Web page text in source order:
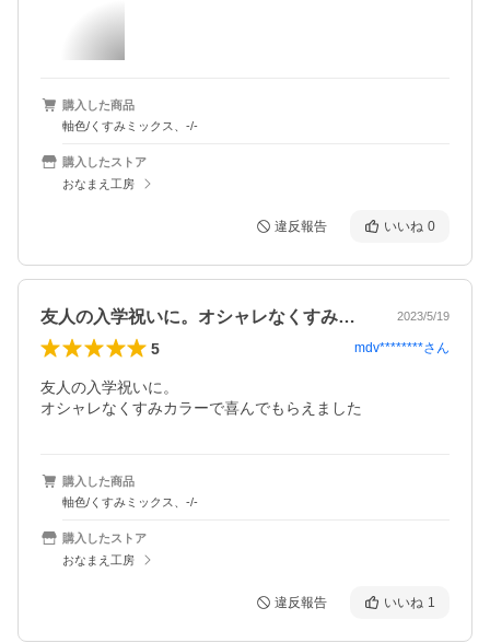
購入した商品
軸色/くすみミックス、-/-
購入したストア
おなまえ工房
違反報告 いいね 0
友人の入学祝いに。オシャレなくすみカラ… 2023/5/19
5 mdv********さん
友人の入学祝いに。
オシャレなくすみカラーで喜んでもらえました
購入した商品
軸色/くすみミックス、-/-
購入したストア
おなまえ工房
違反報告 いいね 1